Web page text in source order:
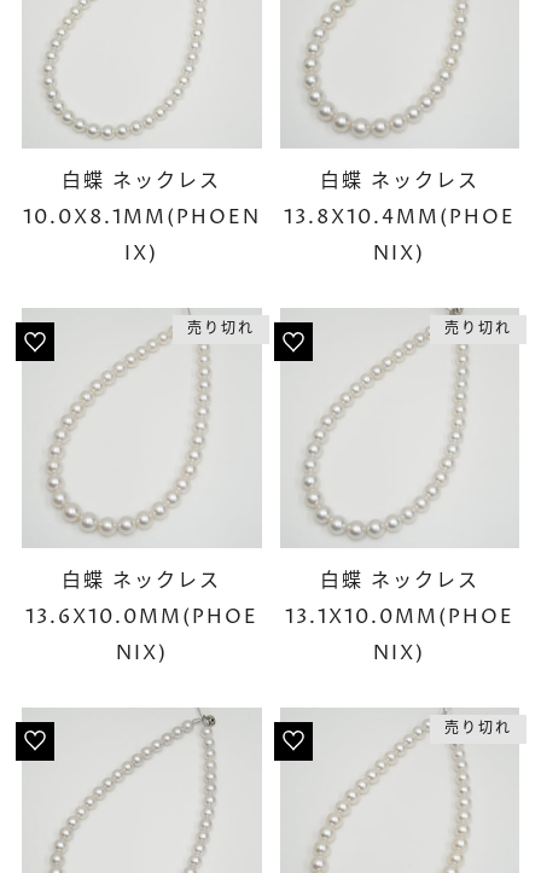
白蝶 ネックレス
10.0X8.1MM(PHOEN
IX)
白蝶 ネックレス
13.8X10.4MM(PHOE
NIX)
売り切れ
白蝶 ネックレス
13.6X10.0MM(PHOE
NIX)
売り切れ
白蝶 ネックレス
13.1X10.0MM(PHOE
NIX)
売り切れ